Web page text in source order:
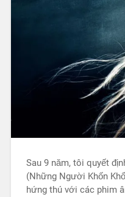
Sau 9 năm, tôi quyết
(Những Người Khốn
hứng thú với các phim